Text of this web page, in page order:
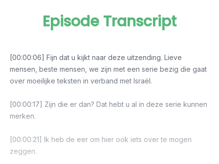
Episode Transcript